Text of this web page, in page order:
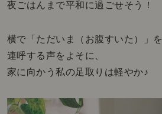
夜ごはんまで平和に過ごせそう！
横で「ただいま（お腹すいた）」を
連呼する声をよそに、
家に向かう私の足取りは軽やか♪